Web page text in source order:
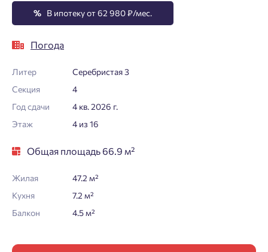
% В ипотеку от 62 980 ₽/мес.
Погода
Литер
Серебристая 3
Секция
4
Год сдачи
4 кв. 2026 г.
Этаж
4 из 16
Общая площадь 66.9 м²
Жилая
47.2 м²
Кухня
7.2 м²
Балкон
4.5 м²